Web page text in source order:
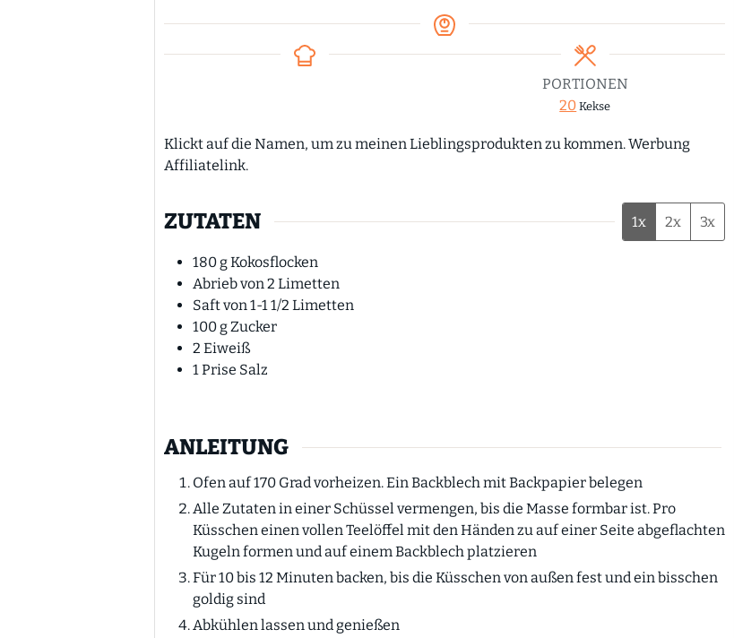
PORTIONEN
20 Kekse
Klickt auf die Namen, um zu meinen Lieblingsprodukten zu kommen. Werbung
Affiliatelink.
ZUTATEN 1x 2x 3x
180gKokosflocken
Abrieb von 2 Limetten
Saft von 1-1 1/2 Limetten
100gZucker
2 Eiweiß
1Prise Salz
ANLEITUNG
Ofen auf 170 Grad vorheizen. Ein Backblech mit Backpapier belegen
Alle Zutaten in einer Schüssel vermengen, bis die Masse formbar ist. Pro
Küsschen einen vollen Teelöffel mit den Händen zu auf einer Seite abgeflachten
Kugeln formen und auf einem Backblech platzieren
Für 10 bis 12 Minuten backen, bis die Küsschen von außen fest und ein bisschen
goldig sind
Abkühlen lassen und genießen